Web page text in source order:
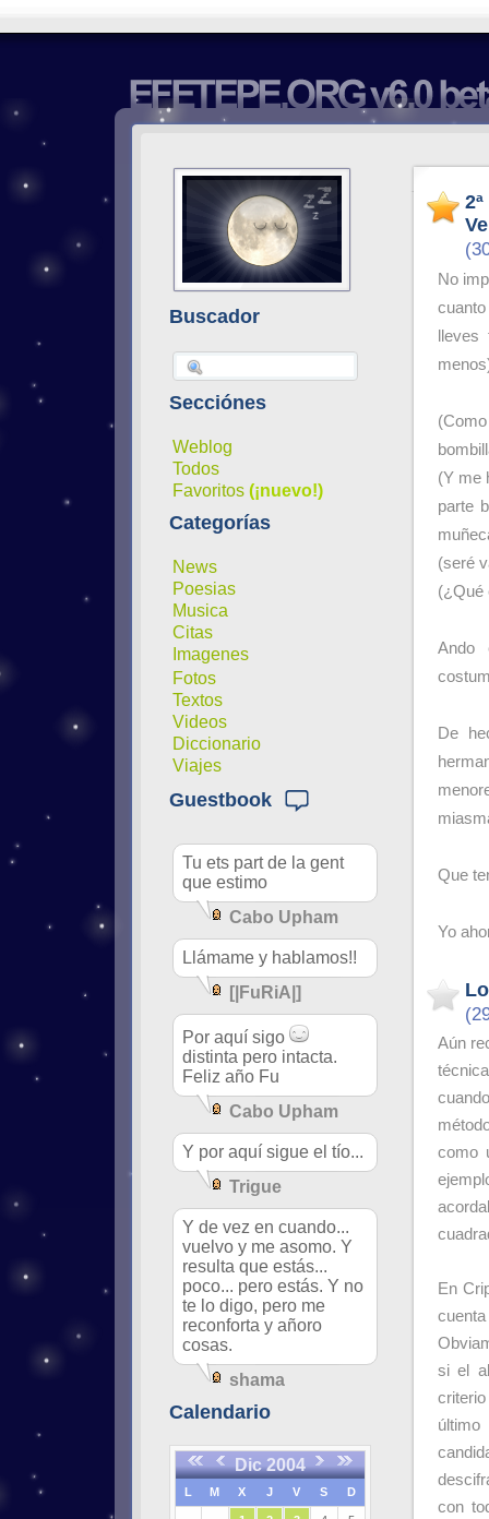
Buscador
Secciónes
Weblog
Todos
Favoritos (¡nuevo!)
Categorías
News
Poesias
Musica
Citas
Imagenes
Fotos
Textos
Videos
Diccionario
Viajes
Guestbook
Tu ets part de la gent
que estimo
Cabo Upham
Llámame y hablamos!!
[|FuRiA|]
Por aquí sigo
distinta pero intacta.
Feliz año Fu
Cabo Upham
Y por aquí sigue el tío...
Trigue
Y de vez en cuando...
vuelvo y me asomo. Y
resulta que estás...
poco... pero estás. Y no
te lo digo, pero me
reconforta y añoro
cosas.
shama
Calendario
Dic 2004
L M X J V S D
No
(Y me
parte
(seré
(¿Qué
Ando
De
Que
Yo
Aún
como
En
si el
último
con